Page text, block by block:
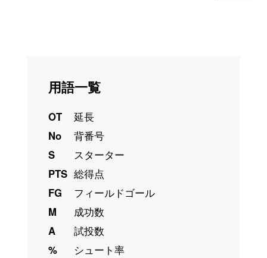
用語一覧
OT
延長
No
背番号
S
スターター
PTS 総得点
FG
フィールドゴール
M
成功数
A
試投数
%
シュート率